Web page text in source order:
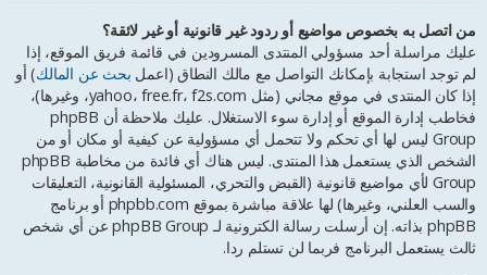
من اتصل به بخصوص مواضيع أو ردود غير قانونية أو غير لائقة؟
عليك مراسلة أحد مسؤولي المنتدى المسرودين في قائمة فريق الموقع، إذا
لم توجد استجابة بإمكانك التواصل مع مالك النطاق (اعمل بحث عن المالك) أو
إذا كان المنتدى في موقع مجاني (مثل yahoo، free.fr، f2s.com، وغيرها)،
فخاطب إدارة الموقع أو إدارة سوء الاستغلال. عليك ملاحظة أن phpBB
Group ليس لها أي تحكم ولا تتحمل أي مسؤولية عن كيفية أو مكان أو من
الشخص الذي يستعمل هذا المنتدى. ليس هناك أي فائدة من مخاطبة phpBB
Group لأي مواضيع قانونية (القبض والتحري، المسئولية القانونية، التعليقات
والسب العلني، وغيرها) لها علاقة مباشرة بموقع phpbb.com أو برنامج
phpBB بذاته. إن أرسلت رسالة الكترونية لـ phpBB Group عن أي شخص
ثالث يستعمل البرنامج فربما لن تستلم ردا.